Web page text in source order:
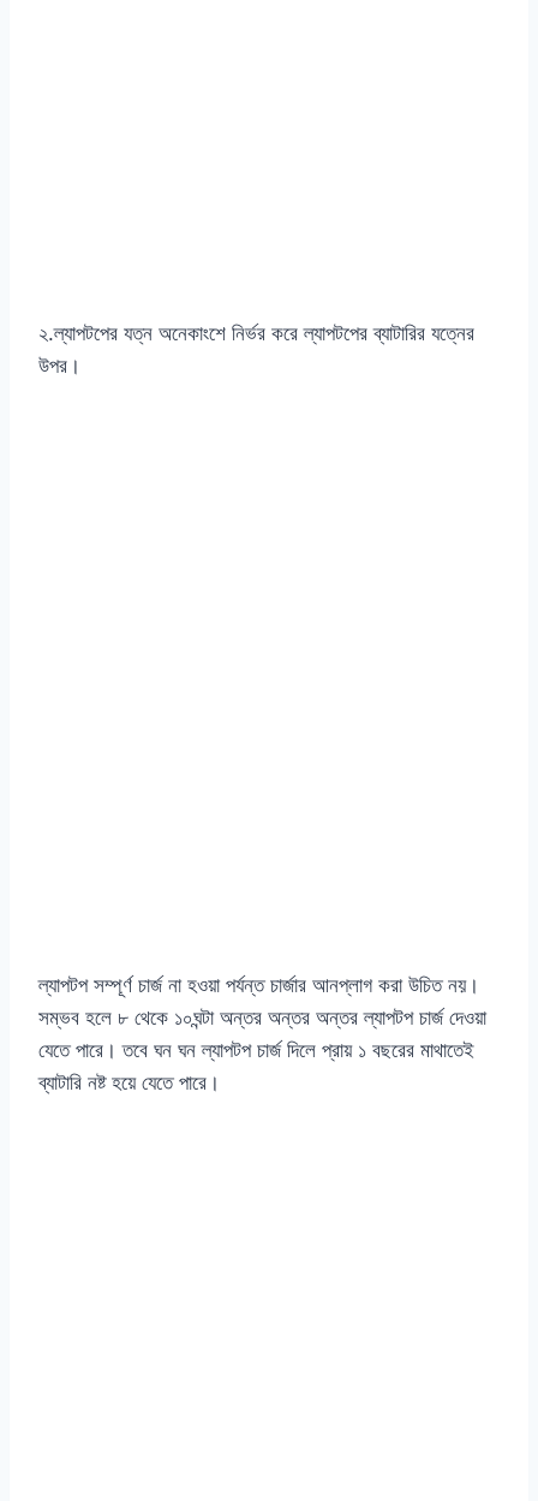
২.ল্যাপটপের যত্ন অনেকাংশে নির্ভর করে ল্যাপটপের ব্যাটারির যত্নের
উপর।
ল্যাপটপ সম্পূর্ণ চার্জ না হওয়া পর্যন্ত চার্জার আনপ্লাগ করা উচিত নয়।
সম্ভব হলে ৮ থেকে ১০ঘন্টা অন্তর অন্তর অন্তর ল্যাপটপ চার্জ দেওয়া
যেতে পারে। তবে ঘন ঘন ল্যাপটপ চার্জ দিলে প্রায় ১ বছরের মাথাতেই
ব্যাটারি নষ্ট হয়ে যেতে পারে।